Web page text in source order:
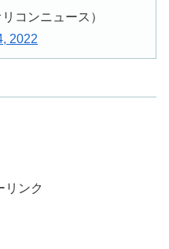
コンニュース）
2022
リンク